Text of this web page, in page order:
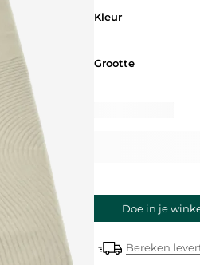
Kleur
Grootte
Doe in je
Bereken